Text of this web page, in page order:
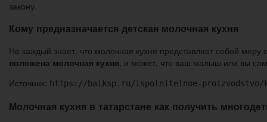
закону.
Кому предназначается детская молочная кухня
Не каждый знает, что молочная кухня представляет собой
положена молочная кухня, и может, что ваш малыш или вы
Источник: https://baiksp.ru/ispolnitelnoe-proizvodstvo/
Молочная кухня в татарстане как получить